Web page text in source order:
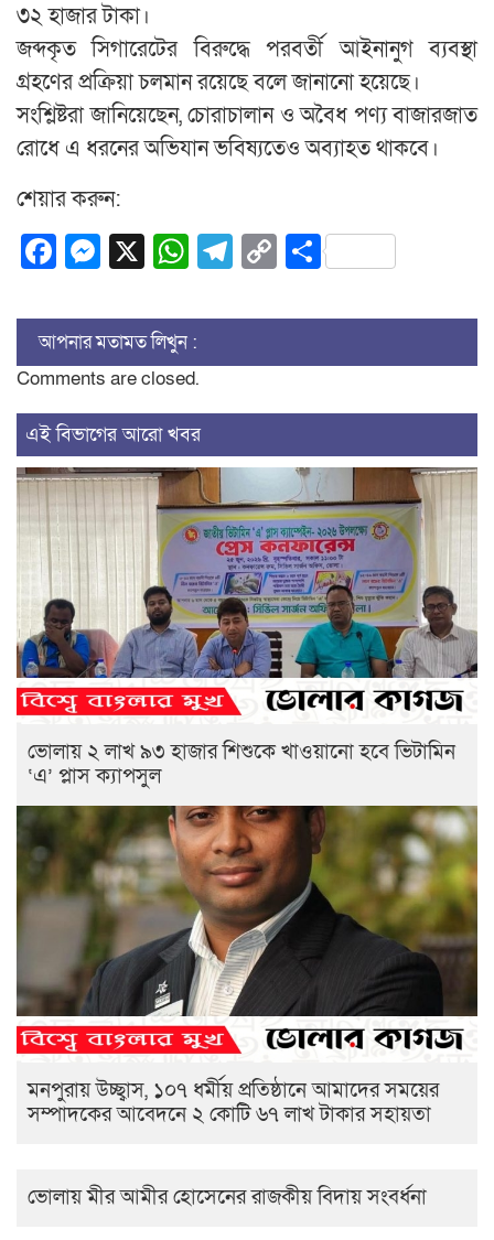
৩২ হাজার টাকা।
জব্দকৃত সিগারেটের বিরুদ্ধে পরবর্তী আইনানুগ ব্যবস্থা
গ্রহণের প্রক্রিয়া চলমান রয়েছে বলে জানানো হয়েছে।
সংশ্লিষ্টরা জানিয়েছেন, চোরাচালান ও অবৈধ পণ্য বাজারজাত
রোধে এ ধরনের অভিযান ভবিষ্যতেও অব্যাহত থাকবে।
শেয়ার করুন:
Facebook
Messenger
X WhatsApp
Telegram
CopyShare
আপনার মতামত লিখুন :
Comments are closed.
এই বিভাগের আরো খবর
ভোলায় ২ লাখ ৯৩ হাজার শিশুকে খাওয়ানো হবে ভিটামিন
‘এ’ প্লাস ক্যাপসুল
মনপুরায় উচ্ছ্বাস, ১০৭ ধর্মীয় প্রতিষ্ঠানে আমাদের সময়ের
সম্পাদকের আবেদনে ২ কোটি ৬৭ লাখ টাকার সহায়তা
ভোলায় মীর আমীর হোসেনের রাজকীয় বিদায় সংবর্ধনা